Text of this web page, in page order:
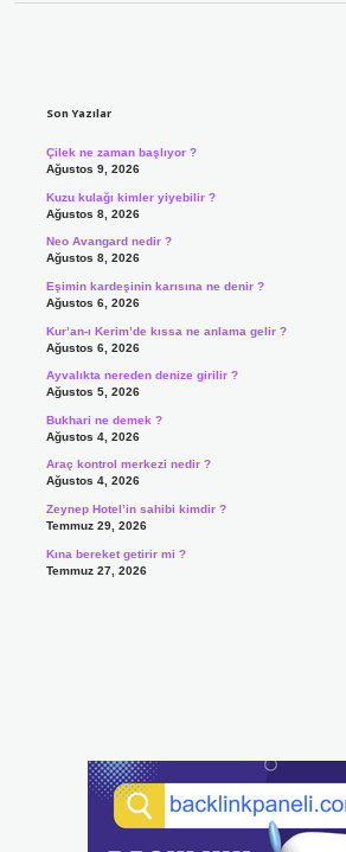
Son Yazılar
Çilek ne zaman başlıyor ?
Ağustos 9, 2026
Kuzu kulağı kimler yiyebilir ?
Ağustos 8, 2026
Neo Avangard nedir ?
Ağustos 8, 2026
Eşimin kardeşinin karısına ne denir ?
Ağustos 6, 2026
Kur’an-ı Kerim’de kıssa ne anlama gelir ?
Ağustos 6, 2026
Ayvalıkta nereden denize girilir ?
Ağustos 5, 2026
Bukhari ne demek ?
Ağustos 4, 2026
Araç kontrol merkezi nedir ?
Ağustos 4, 2026
Zeynep Hotel’in sahibi kimdir ?
Temmuz 29, 2026
Kına bereket getirir mi ?
Temmuz 27, 2026